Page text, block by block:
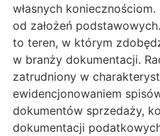
własnych
od założeń
to teren, w którym
w branży dokumentacji.
zatrudniony w
ewidencjonowaniem
dokumentów sprzedaży,
dokumentacji